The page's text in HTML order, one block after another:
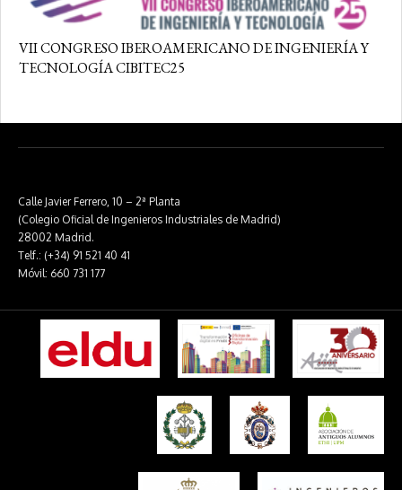
VII CONGRESO IBEROAMERICANO DE INGENIERÍA Y
TECNOLOGÍA CIBITEC25
Calle Javier Ferrero, 10 – 2ª Planta
(Colegio Oficial de Ingenieros Industriales de Madrid)
28002 Madrid.
Telf.: (+34) 91 521 40 41
Móvil: 660 731 177